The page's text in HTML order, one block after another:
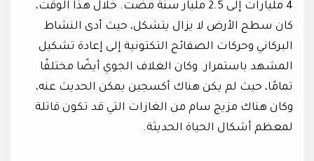
4 مليارات إلى 2.5 مليار سنة مضت. خلال هذا الوقت،
كان سطح الأرض لا يزال يتشكل، حيث أدى النشاط
البركاني وحركات الصفائح التكتونية إلى إعادة تشكيل
المشهد باستمرار. وكان الغلاف الجوي أيضًا مختلفًا
تمامًا، حيث لم يكن هناك أكسجين يمكن الحديث عنه،
وكان هناك مزيج سام من الغازات التي قد تكون قاتلة
لمعظم أشكال الحياة الحديثة.